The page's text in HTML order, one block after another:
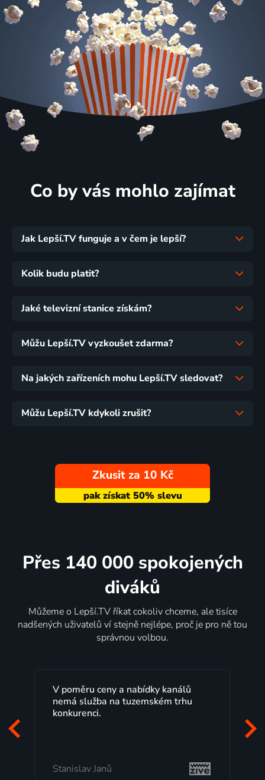
Co by vás mohlo zajímat
Jak Lepší.TV funguje a v čem je lepší?
Kolik budu platit?
Jaké televizní stanice získám?
Můžu Lepší.TV vyzkoušet zdarma?
Na jakých zařízeních mohu Lepší.TV sledovat?
Můžu Lepší.TV kdykoli zrušit?
Zkusit za 10 Kč
Přes 140 000 spokojených
diváků
Můžeme o Lepší.TV říkat cokoliv chceme, ale tisíce
nadšených uživatelů ví stejně nejlépe, proč je pro ně tou
správnou volbou.
Lepší.TV sleduji už několik let s
maximální spokojeností. Velký
začátek programu, to je přesně
Milada Tomešová